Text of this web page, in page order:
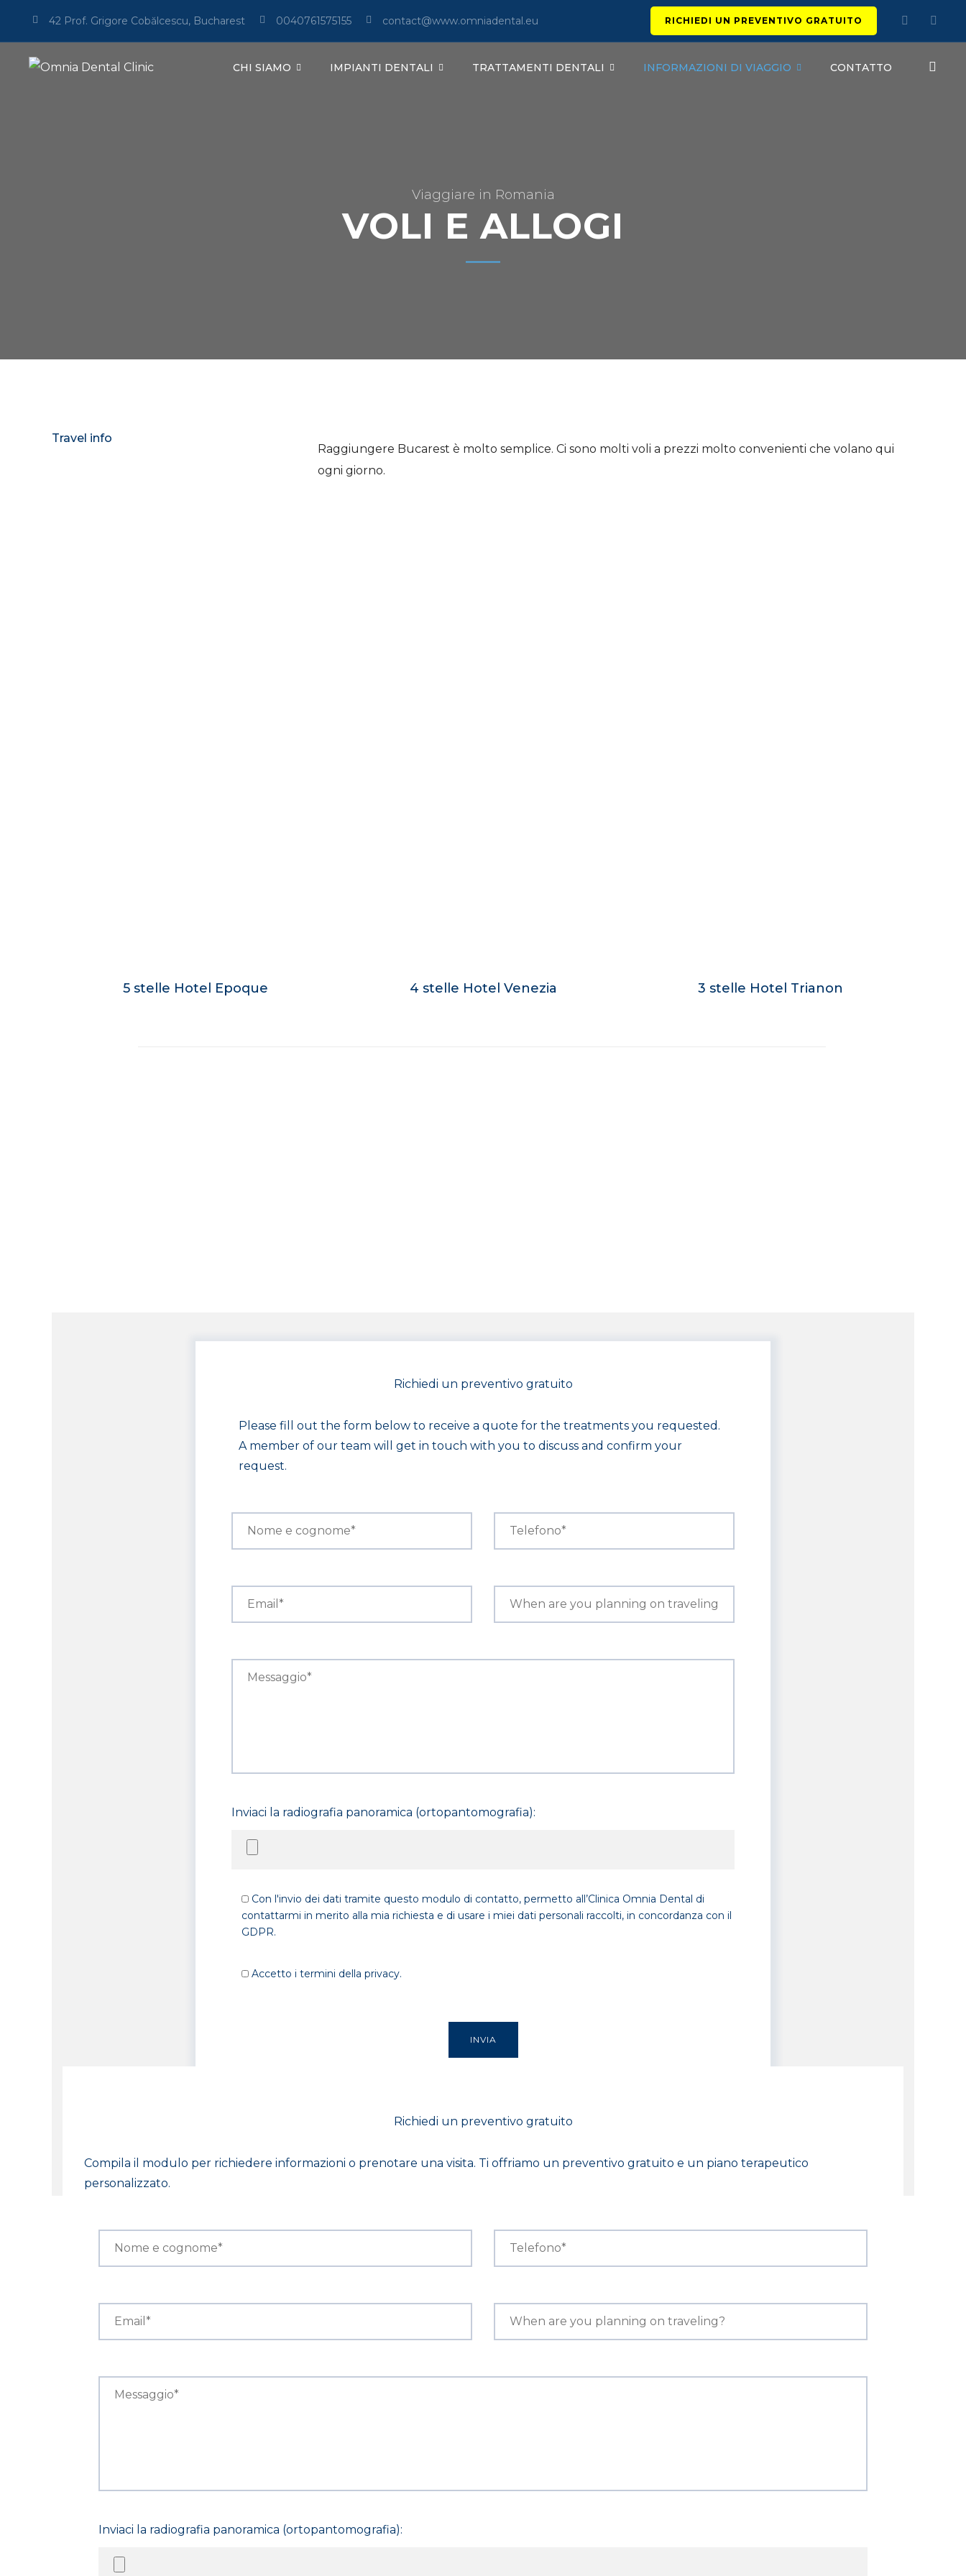
42 Prof. Grigore Cobălcescu, Bucharest 0040761575155 contact@www.omniadental.eu RICHIEDI UN PREVENTIVO GRATUITO
CHI SIAMO IMPIANTI DENTALI TRATTAMENTI DENTALI INFORMAZIONI DI VIAGGIO CONTATTO
Viaggiare in Romania
VOLI E ALLOGI
Travel info
Raggiungere Bucarest è molto semplice. Ci sono molti voli a prezzi molto convenienti che volano qui
ogni giorno.
5 stelle Hotel Epoque 4 stelle Hotel Venezia 3 stelle Hotel Trianon
Richiedi un preventivo gratuito
Please fill out the form below to receive a quote for the treatments you requested.
A member of our team will get in touch with you to discuss and confirm your
request.
Inviaci la radiografia panoramica (ortopantomografia):
Con l'invio dei dati tramite questo modulo di contatto, permetto all’Clinica Omnia Dental di
contattarmi in merito alla mia richiesta e di usare i miei dati personali raccolti, in concordanza con il
GDPR.
Accetto i termini della privacy.
Richiedi un preventivo gratuito
Compila il modulo per richiedere informazioni o prenotare una visita. Ti offriamo un preventivo gratuito e un piano terapeutico
personalizzato.
Inviaci la radiografia panoramica (ortopantomografia):